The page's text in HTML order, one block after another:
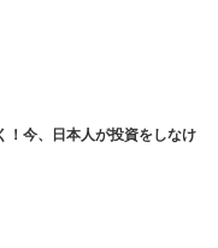
！今、日本人が投資をしなけ